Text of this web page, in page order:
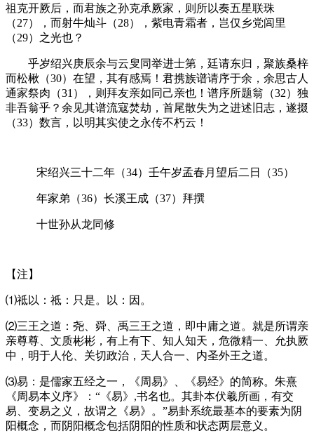
祖克开厥后，而君族之孙克承厥家，则所以奏五星联珠
（27），而射牛灿斗（28），紫电青霜者，岂仅乡党闾里
（29）之光也？
乎岁绍兴庚辰余与云叟同举进士第，廷请东归，聚族桑梓
而松楸（30）在望，其有感焉！君携族谱请序于余，余思古人
通家祭肉（31 ），则拜友亲如同己亲也！谱序所题翁（32）独
非吾翁乎？余见其谱流寇焚劫，首尾散失为之进述旧志，遂掇
（33）数言，以明其实使之永传不朽云！
宋绍兴三十二年（34）壬午岁孟春月望后二日（35）
年家弟（36）长溪王成（37）拜撰
十世孙从龙同修
【注】
⑴祗以：祗：只是。以：因。
⑵三王之道：尧、舜、禹三王之道，即中庸之道。就是所谓亲
亲尊尊、文质彬彬，有上有下、知人知天，危微精一、允执厥
中，明于人伦、关切政治，天人合一、内圣外王之道。
⑶易：是儒家五经之一，《周易》、《易经》的简称。朱熹
《周易本义序》：“《易》 ,书名也。其卦本伏羲所画，有交
易、变易之义，故谓之《易》。”易卦系统最基本的要素为阴
阳概念，而阴阳概念包括阴阳的性质和状态两层意义。